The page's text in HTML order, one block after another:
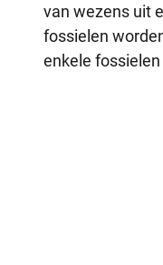
van wezens uit
fossielen
enkele